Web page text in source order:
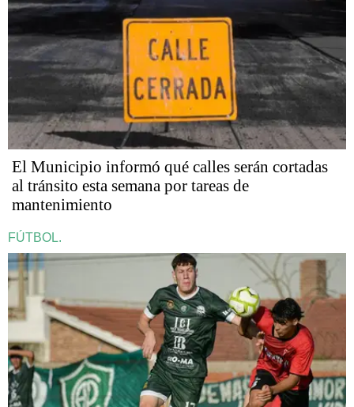
El Municipio informó qué calles serán cortadas
al tránsito esta semana por tareas de
mantenimiento
FÚTBOL.